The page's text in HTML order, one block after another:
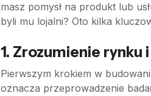
masz pomysł na produkt lub
byli mu lojalni? Oto kilka
1. Zrozumienie rynku
Pierwszym krokiem w
oznacza przeprowadzenie